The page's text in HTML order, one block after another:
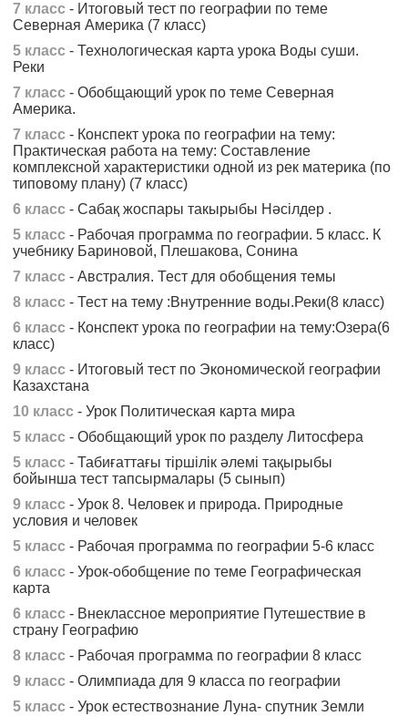
7 класс - Итоговый тест по географии по теме
Северная Америка (7 класс)
5 класс - Технологическая карта урока Воды суши.
Реки
7 класс - Обобщающий урок по теме Северная
Америка.
7 класс - Конспект урока по географии на тему:
Практическая работа на тему: Составление
комплексной характеристики одной из рек материка (по
типовому плану) (7 класс)
6 класс - Сабақ жоспары такырыбы Нәсілдер .
5 класс - Рабочая программа по географии. 5 класс. К
учебнику Бариновой, Плешакова, Сонина
7 класс - Австралия. Тест для обобщения темы
8 класс - Тест на тему :Внутренние воды.Реки(8 класс)
6 класс - Конспект урока по географии на тему:Озера(6
класс)
9 класс - Итоговый тест по Экономической географии
Казахстана
10 класс - Урок Политическая карта мира
5 класс - Обобщающий урок по разделу Литосфера
5 класс - Табиғаттағы тіршілік әлемі тақырыбы
бойынша тест тапсырмалары (5 сынып)
9 класс - Урок 8. Человек и природа. Природные
условия и человек
5 класс - Рабочая программа по географии 5-6 класс
6 класс - Урок-обобщение по теме Географическая
карта
6 класс - Внеклассное мероприятие Путешествие в
страну Географию
8 класс - Рабочая программа по географии 8 класс
9 класс - Олимпиада для 9 класса по географии
5 класс - Урок естествознание Луна- спутник Земли